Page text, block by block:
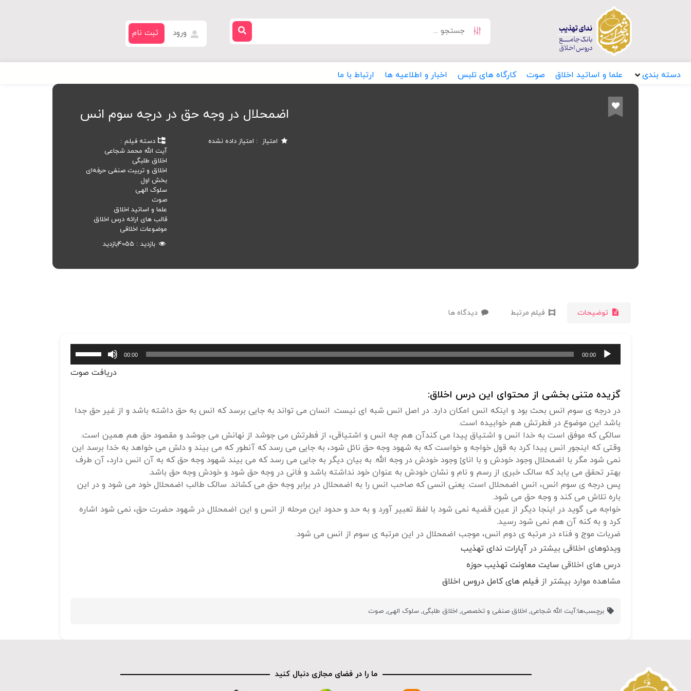
ورود ثبت نام
دسته بندی علما و اساتید اخلاق صوت کارگاه های تلبس اخبار و اطلاعیه ها ارتباط با ما
اضمحلال در وجه حق در درجه سوم انس
امتیاز امتیاز داده نشده
دسته فیلم
آیت الله محمد شجاعی
اخلاق طلبگی
اخلاق و تربیت صنفی حرفه‌ای
بخش اول
سلوک الهی
صوت
علما و اساتید اخلاق
قالب های ارائه درس اخلاق
موضوعات اخلاقی
بازدید
4055بازدید
توضیحات فیلم مرتبط دیدگاه ها
پخش‌کننده
صوت
00:00
00:00
یا
از
و
پایین
دریافت صوت
گزیده متنی بخشی از محتوای این درس اخلاق:
در درجه ی سوم انس بحث بود و اینکه انس امکان دارد. در اصل انس شبه ای نیست. انسان می تواند به جایی برسد که انس به حق داشته باشد و از غیر حق جدا
باشد این موضوع در فطرتش هم خوابیده است.
سالکی که موفق است به خدا انس و اشتیاق پیدا می کندآن هم چه انس و اشتیاقی، از فطرتش می جوشد از نهانش می جوشد و مقصود حق هم همین است.
وقتی که اینجور انس پیدا کرد به قول خواجه و خواست که به شهود وجه حق نائل شود، به جایی می رسد که آنطور که می بیند و دلش می خواهد به خدا برسد این
نمی شود مگر با اضمحلال وجود خودش و با انائ وجود خودش در وجه الله. به بیان دیگر به جایی می رسد که می بیند شهود وجه حق که به آن انس دارد، آن طرف
بهتر تحقق می یابد که سالک خبری از رسم و نام و نشان خودش به عنوان خود نداشته باشد و فانی در وجه حق شود و خودش وجه حق باشد.
پس درجه ی سوم انس، انسِ اضمحلال است. یعنی انسی که صاحب انس را به اضمحلال در برابر وجه حق می کشاند. سالک طالب اضمحلال خود می شود و در این
باره تلاش می کند و وجه حق می شود.
خواجه می گوید در اینجا دیگر از عین قضیه نمی شود با لفظ تعبیر آورد و به حد و حدود این مرحله از انس و این اضمحلال در شهود حضرت حق، نمی شود اشاره
کرد و به کنه آن هم نمی شود رسید.
ضربات موج و فناء در مرتبه ی دوم انس، موجب اضمحلال در این مرتبه ی سوم از انس می شود.
ویدئوهای اخلاقی بیشتر در آپارات ندای تهذیب
درس های اخلاقی سایت معاونت تهذیب حوزه
مشاهده موارد بیشتر از فیلم های کامل دروس اخلاق
برچسب‌ها:آیت الله شجاعی, اخلاق صنفی و تخصصی, اخلاق طلبگی,سلوک الهی,صوت
ما را در فضای مجازی دنبال کنید